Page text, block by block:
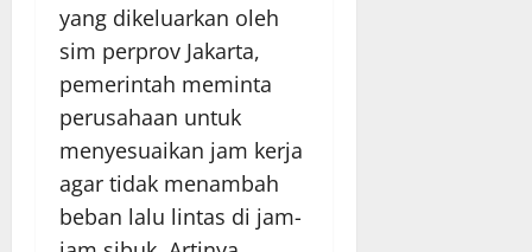
yang dikeluarkan oleh
sim perprov Jakarta,
pemerintah meminta
perusahaan untuk
menyesuaikan jam kerja
agar tidak menambah
beban lalu lintas di jam-